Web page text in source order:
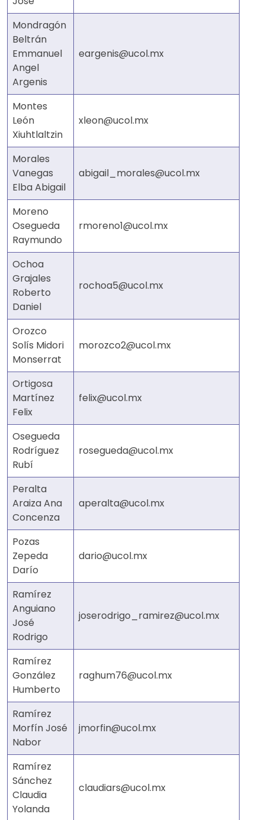
Mondragón
Beltrán
Emmanuel
Angel
Argenis
eargenis@ucol.mx
Montes
León
Xiuhtlaltzin
xleon@ucol.mx
Morales
Vanegas
Elba Abigail
abigail_morales@ucol.mx
Moreno
Osegueda
Raymundo
rmoreno1@ucol.mx
Ochoa
Grajales
Roberto
Daniel
rochoa5@ucol.mx
Orozco
Solís Midori
Monserrat
morozco2@ucol.mx
Ortigosa
Martínez
Felix
felix@ucol.mx
Osegueda
Rodríguez
Rubí
rosegueda@ucol.mx
Peralta
Araiza Ana
Concenza
aperalta@ucol.mx
Pozas
Zepeda
Darío
dario@ucol.mx
Ramírez
Anguiano
José
Rodrigo
joserodrigo_ramirez@ucol.mx
Ramírez
González
Humberto
raghum76@ucol.mx
Ramírez
Morfín José
Nabor
jmorfin@ucol.mx
Ramírez
Sánchez
Claudia
Yolanda
claudiars@ucol.mx